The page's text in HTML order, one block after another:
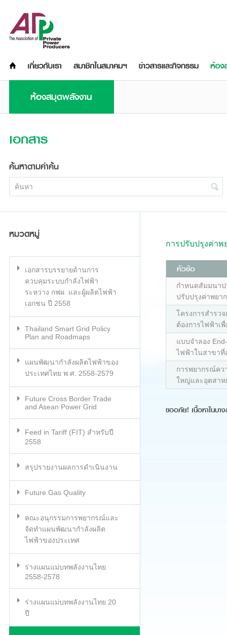
ห้องสมุดพลังงาน
เอกสาร
ค้นหาตามคำค้น
หมวดหมู่
เอกสารบรรยายด้านการ
ควบคุมระบบกำลังไฟฟ้า
ระหว่าง กฟผ. และผู้ผลิตไฟฟ้า
เอกชน ปี 2558
Thailand Smart Grid Policy
Plan and Roadmaps
แผนพัฒนากำลังผลิตไฟฟ้าของ
ประเทศไทย พ.ศ. 2558-2579
Future Cross Border Trade
and Asean Power Grid
Feed in Tariff (FIT) สำหรับปี
2558
สรุปรายงานผลการดำเนินงาน
Future Gas Quality
คณะอนุกรรมการพยากรณ์และ
จัดทำแผนพัฒนากำลังผลิต
ไฟฟ้าของประเทศ
ร่างแผนแม่บทพลังงานไทย
2558-2578
ร่างแผนแม่บทพลังงานไทย 20
ปี
การปรับปรุงค่า
หัวข้อ
กำหนดสัมมนาป
ปรับปรุงค่าพยา
โครงการสำรว
ต้องการไฟฟ้าเ
แบบจำลอง
ไฟฟ้าในสาขาที่
การพยากรณ์คว
ใหญ่และอุตสา
ขออภัย! เนื้อหาในบา